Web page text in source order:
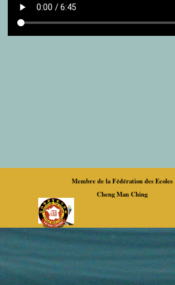
Membre de la Fédération des Ecoles
Cheng Man Ching
Retourner au contenu